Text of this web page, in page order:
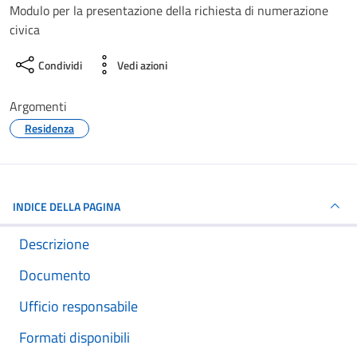
Modulo per la presentazione della richiesta di numerazione
civica
Condividi Vedi azioni
Argomenti
Residenza
INDICE DELLA PAGINA
Descrizione
Documento
Ufficio responsabile
Formati disponibili